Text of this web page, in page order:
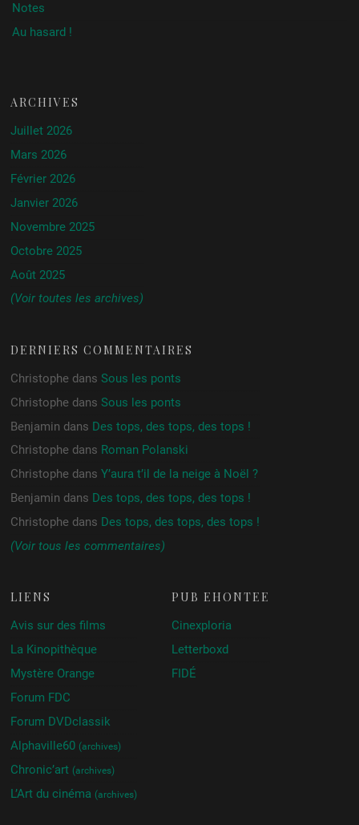
Notes
Au hasard !
ARCHIVES
Juillet 2026
Mars 2026
Février 2026
Janvier 2026
Novembre 2025
Octobre 2025
Août 2025
(Voir toutes les archives)
DERNIERS COMMENTAIRES
Christophe dans Sous les ponts
Christophe dans Sous les ponts
Benjamin dans Des tops, des tops, des tops !
Christophe dans Roman Polanski
Christophe dans Y’aura t’il de la neige à Noël ?
Benjamin dans Des tops, des tops, des tops !
Christophe dans Des tops, des tops, des tops !
(Voir tous les commentaires)
LIENS
Avis sur des films
La Kinopithèque
Mystère Orange
Forum FDC
Forum DVDclassik
Alphaville60 (archives)
Chronic’art (archives)
L’Art du cinéma (archives)
PUB ÉHONTÉE
Cinexploria
Letterboxd
FIDÉ